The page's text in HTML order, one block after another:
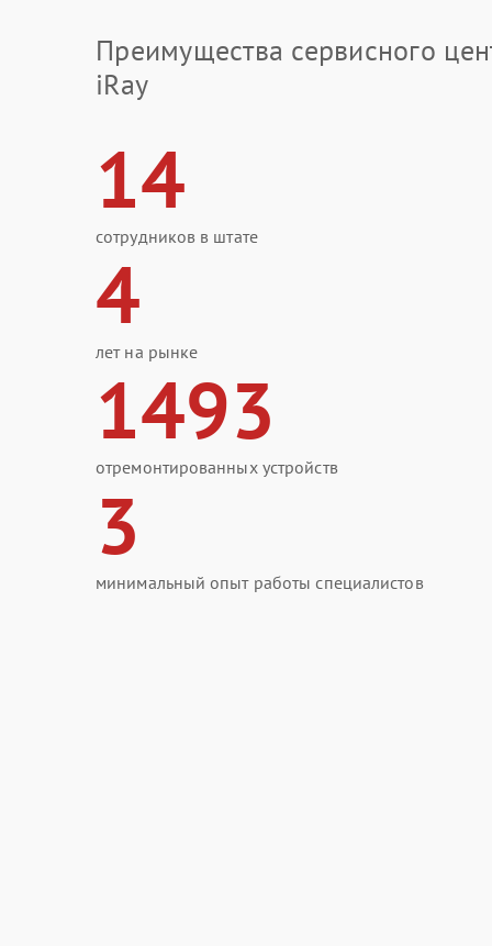
Преимущества сервисного
iRay
14
сотрудников в штате
4
лет на рынке
1493
отремонтированных устройств
3
минимальный опыт работы специалистов